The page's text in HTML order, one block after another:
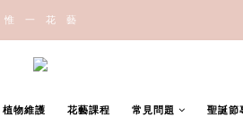
惟   一   花   藝
植物維護 花藝課程 常見問題 聖誕節